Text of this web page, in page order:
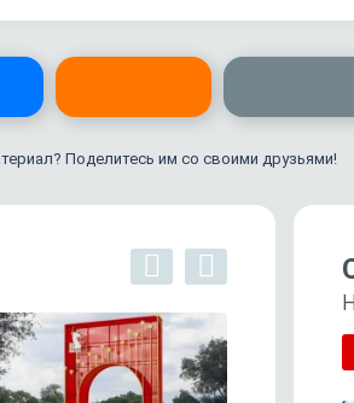
Поделитесь им со своими друзьями!